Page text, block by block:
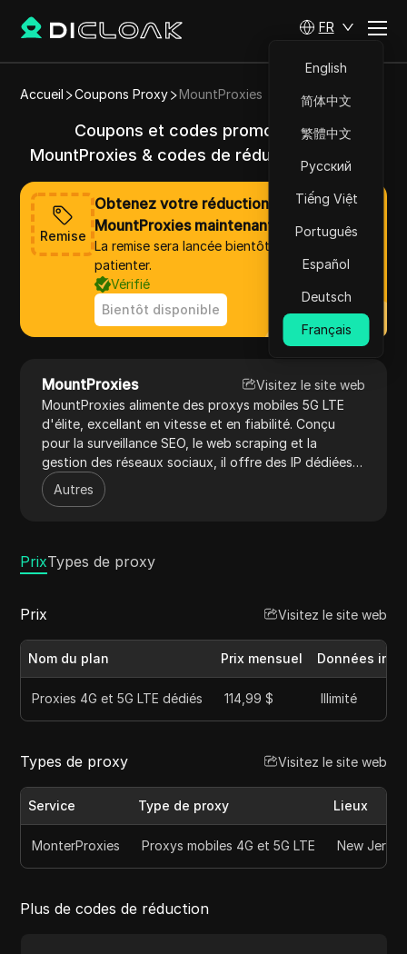
FR
English
简体中文
繁體中文
Русский
Tiếng Việt
Português
Español
Deutsch
Français
Accueil Coupons Proxy MountProxies
Coupons et codes promo valides
MountProxies & codes de réduction en 2025
Remise
Obtenez votre réduction de
MountProxies maintenant
La remise sera lancée bientôt, veuillez
patienter.
Vérifié
Bientôt disponible
MountProxies
Visitez le site web
MountProxies alimente des proxys mobiles 5G LTE
d'élite, excellant en vitesse et en fiabilité. Conçu
pour la surveillance SEO, le web scraping et la
gestion des réseaux sociaux, il offre des IP dédiées
pour un accès sécurisé et non détecté. Le vaste pool
d'IP basé aux États-Unis de MountProxies et sa
de premier ordre et son accès instantané en font un
choix privilégié pour les professionnels.
Autres
PrixTypes de proxy
Prix Visitez le site web
Nom du plan Prix mensuel Données
Proxies 4G et 5G LTE dédiés 114,99 $ Illimité
Types de proxy Visitez le site web
Service Type de proxy Lieux
MonterProxies Proxys mobiles 4G et 5G LTE New
Plus de codes de réduction